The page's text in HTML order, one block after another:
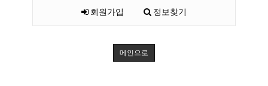
회원가입 정보찾기
메인으로